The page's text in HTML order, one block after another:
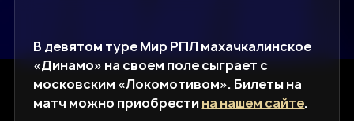
В девятом туре Мир РПЛ махачкалинское
«Динамо» на своем поле сыграет с
московским «Локомотивом». Билеты на
матч можно приобрестина нашем сайте.